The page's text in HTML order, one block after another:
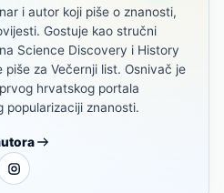
i autor koji piše o znanosti,
Gostuje kao stručni
Science Discovery i History
piše za Večernji list. Osnivač je
hrvatskog portala
popularizaciji znanosti.